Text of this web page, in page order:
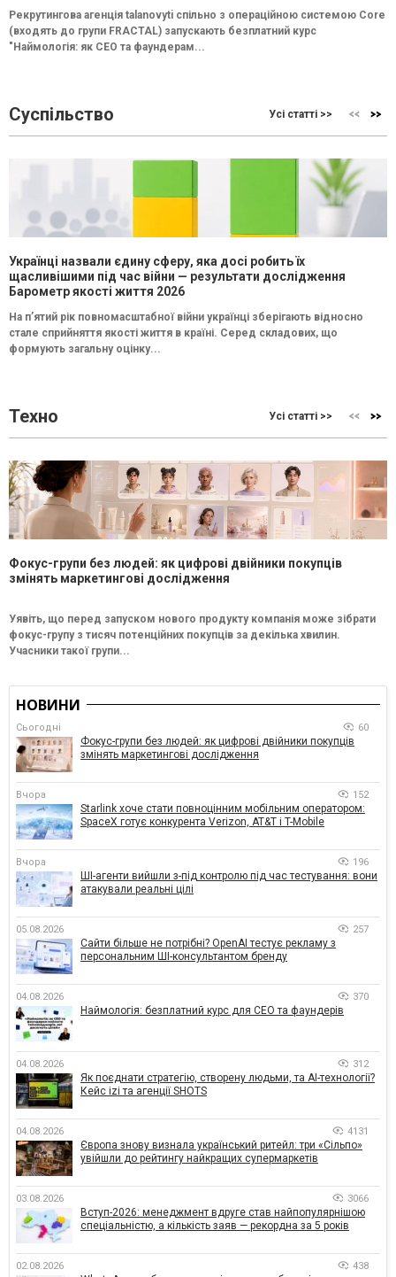
Рекрутингова агенція talanovyti спільно з операційною системою Core
(входять до групи FRACTAL) запускають безплатний курс
"Наймологія: як СEO та фаундерам...
Суспільство Усі статті >>
Українці назвали єдину сферу, яка досі робить їх
щасливішими під час війни — результати дослідження
Барометр якості життя 2026
На п’ятий рік повномасштабної війни українці зберігають відносно
стале сприйняття якості життя в країні. Серед складових, що
формують загальну оцінку...
Техно Усі статті >>
Фокус-групи без людей: як цифрові двійники покупців
змінять маркетингові дослідження
Уявіть, що перед запуском нового продукту компанія може зібрати
фокус-групу з тисяч потенційних покупців за декілька хвилин.
Учасники такої групи...
НОВИНИ
Сьогодні 60
Фокус-групи без людей: як цифрові двійники покупців
змінять маркетингові дослідження
Вчора 152
Starlink хоче стати повноцінним мобільним оператором:
SpaceX готує конкурента Verizon, AT&T і T-Mobile
Вчора 196
ШІ-агенти вийшли з-під контролю під час тестування: вони
атакували реальні цілі
05.08.2026 257
Сайти більше не потрібні? OpenAI тестує рекламу з
персональним ШІ-консультантом бренду
04.08.2026 370
Наймологія: безплатний курс для CEO та фаундерів
04.08.2026 312
Як поєднати стратегію, створену людьми, та AI-технології?
Кейс izi та агенції SHOTS
04.08.2026 4131
Європа знову визнала український ритейл: три «Сільпо»
увійшли до рейтингу найкращих супермаркетів
03.08.2026 3066
Вступ-2026: менеджмент вдруге став найпопулярнішою
спеціальністю, а кількість заяв — рекордна за 5 років
02.08.2026 438